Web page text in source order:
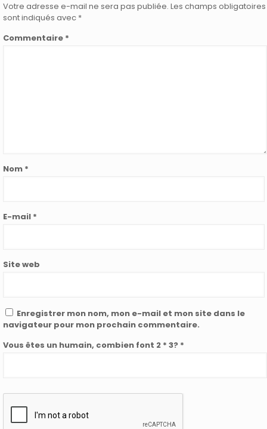
Votre adresse e-mail ne sera pas publiée. Les champs obligatoires
sont indiqués avec *
Commentaire *
Nom *
E-mail *
Site web
Enregistrer mon nom, mon e-mail et mon site dans le
navigateur pour mon prochain commentaire.
Vous êtes un humain, combien font 2 * 3? *